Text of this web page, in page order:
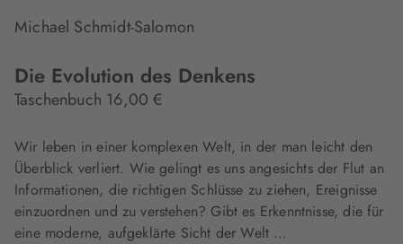
Michael Schmidt-Salomon
Die Evolution des Denkens
Taschenbuch 16,00 €
Wir leben in einer komplexen Welt, in der man leicht den
Überblick verliert. Wie gelingt es uns angesichts der Flut an
Informationen, die richtigen Schlüsse zu ziehen, Ereignisse
einzuordnen und zu verstehen? Gibt es Erkenntnisse, die für
eine moderne, aufgeklärte Sicht der Welt …